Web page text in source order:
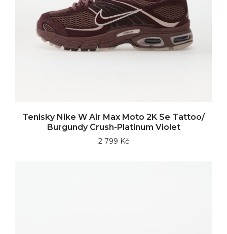
Tenisky Nike W Air Max Moto 2K Se Tattoo/
Burgundy Crush-Platinum Violet
2 799 Kč